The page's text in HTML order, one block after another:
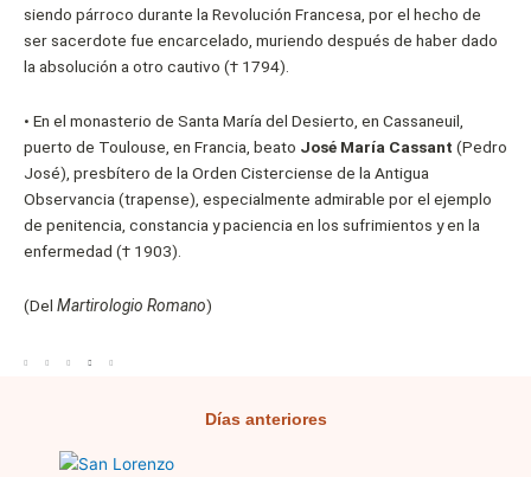
siendo párroco durante la Revolución Francesa, por el hecho de
ser sacerdote fue encarcelado, muriendo después de haber dado
la absolución a otro cautivo († 1794).
• En el monasterio de Santa María del Desierto, en Cassaneuil,
puerto de Toulouse, en Francia, beato José María Cassant (Pedro
José), presbítero de la Orden Cisterciense de la Antigua
Observancia (trapense), especialmente admirable por el ejemplo
de penitencia, constancia y paciencia en los sufrimientos y en la
enfermedad († 1903).
(Del Martirologio Romano)
Días anteriores